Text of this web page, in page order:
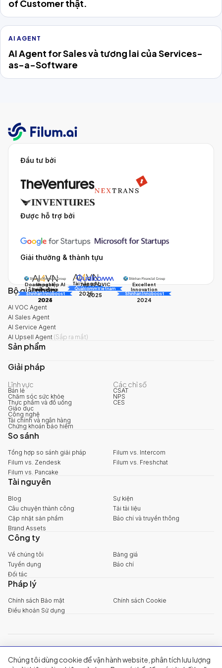
of Customer thật.
AI AGENT
AI Agent for Sales và tương lai của Services-
as-a-Software
Đầu tư bởi
Được hỗ trợ bởi
Giải thưởng & thành tựu
Doanh nghiệp AI
triển vọng
AI Awards
2025
Tài năng AI
AI Awards
2025
Excellent
Innovation
Shinhan Innoboost
2024
Impact
Innovation
Shinhan Innoboost
2024
Top 10 QVIC
Qualcomm Vietnam
2025
Bộ giải pháp
AI VOC Agent
AI Sales Agent
AI Service Agent
AI Upsell Agent (Sắp ra mắt)
Sản phẩm
Giải pháp
Lĩnh vực
Bán lẻ
Chăm sóc sức khỏe
Thực phẩm và đồ uống
Giáo dục
Công nghệ
Tài chính và ngân hàng
Chứng khoán bảo hiểm
Các chỉ số
CSAT
NPS
CES
So sánh
Tổng hợp so sánh giải pháp
Filum vs. Intercom
Filum vs. Zendesk
Filum vs. Freshchat
Filum vs. Pancake
Tài nguyên
Blog
Sự kiện
Câu chuyện thành công
Tải tài liệu
Cập nhật sản phẩm
Báo chí và truyền thông
Brand Assets
Công ty
Về chúng tôi
Bảng giá
Tuyển dụng
Báo chí
Đối tác
Pháp lý
Chính sách Bảo mật
Chính sách Cookie
Điều khoản Sử dụng
+84 888 18 1313
Chúng tôi dùng cookie để vận hành website, phân tích lưu lượng